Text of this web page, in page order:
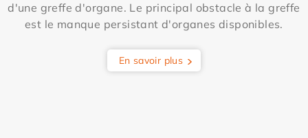
d'une greffe d'organe. Le principal obstacle à la greffe
est le manque persistant d'organes disponibles.
En savoir plus